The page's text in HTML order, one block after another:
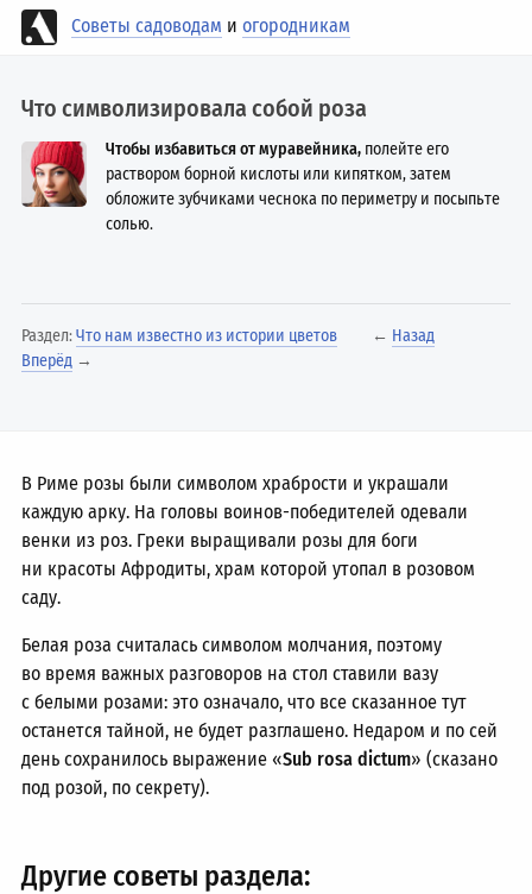
Советы садоводам иогородникам
Что символизировала собой роза
Чтобы избавиться от муравейника, полейте его
раствором борной кислоты или кипятком, затем
обложите зубчиками чеснока по периметру и посыпьте
солью.
Раздел:Что нам известно из истории цветов ← Назад
Вперёд →
В Риме розы были символом храбрости и украшали
каждую арку. На головы воинов-победителей одевали
венки из роз. Греки выращивали розы для боги
ни красоты Афродиты, храм которой утопал в розовом
саду.
Белая роза считалась символом молчания, поэтому
во время важных разговоров на стол ставили вазу
с белыми розами: это означало, что все сказанное тут
останется тайной, не будет разглашено. Недаром и по сей
день сохранилось выражение «Sub rosa dictum» (сказано
под розой, по секрету).
Другие советы раздела: